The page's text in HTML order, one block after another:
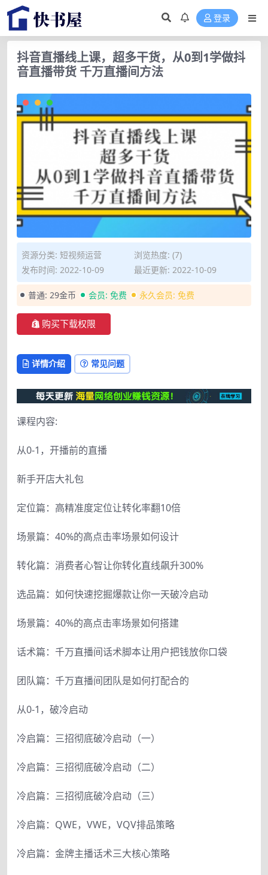
登录
抖音直播线上课，超多干货，从0到1学做抖
音直播带货 千万直播间方法
资源分类: 短视频运营
浏览热度: (7)
发布时间: 2022-10-09
最近更新: 2022-10-09
普通: 29金币 会员: 免费 永久会员: 免费
购买下载权限
详情介绍 常见问题
课程内容:
从0-1，开播前的直播
新手开店大礼包
定位篇：高精准度定位让转化率翻10倍
场景篇：40%的高点击率场景如何设计
转化篇：消费者心智让你转化直线飙升300%
选品篇：如何快速挖掘爆款让你一天破冷启动
场景篇：40%的高点击率场景如何搭建
话术篇：千万直播间话术脚本让用户把钱放你口袋
团队篇：千万直播间团队是如何打配合的
从0-1，破冷启动
冷启篇：三招彻底破冷启动（一）
冷启篇：三招彻底破冷启动（二）
冷启篇：三招彻底破冷启动（三）
冷启篇：QWE，VWE，VQV排品策略
冷启篇：金牌主播话术三大核心策略